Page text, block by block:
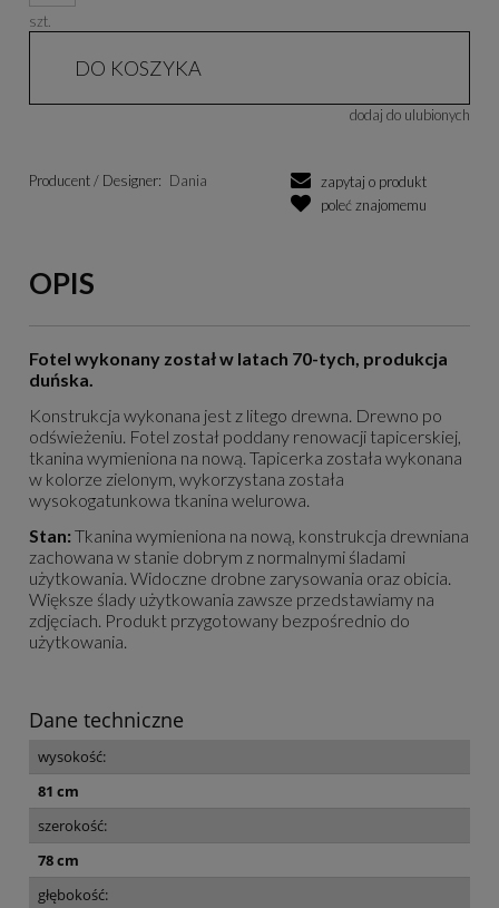
szt.
DO KOSZYKA
dodaj do ulubionych
Producent / Designer: Dania
zapytaj o produkt
poleć znajomemu
OPIS
Fotel wykonany został w latach 70-tych, produkcja
duńska.
Konstrukcja wykonana jest z litego drewna. Drewno po
odświeżeniu. Fotel został poddany renowacji tapicerskiej,
tkanina wymieniona na nową. Tapicerka została wykonana
w kolorze zielonym, wykorzystana została
wysokogatunkowa tkanina welurowa.
Stan: Tkanina wymieniona na nową, konstrukcja drewniana
zachowana w stanie dobrym z normalnymi śladami
użytkowania. Widoczne drobne zarysowania oraz obicia.
Większe ślady użytkowania zawsze przedstawiamy na
zdjęciach. Produkt przygotowany bezpośrednio do
użytkowania.
Dane techniczne
wysokość:
81 cm
szerokość:
78 cm
głębokość: